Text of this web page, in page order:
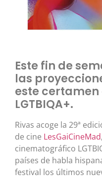
Este fin de
las
este
LGTBIQA+.
Rivas acoge la 29ª
de cine LesGaiCineMad
cinematográfico
países de habla
festival los últimos